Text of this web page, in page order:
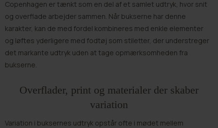
Copenhagen er tænkt som en del af et samlet udtryk, hvor snit
og overflade arbejder sammen. Når bukserne har denne
karakter, kan de med fordel kombineres med enkle elementer
og løftes yderligere med fodtøj som stiletter, der understreger
det markante udtryk uden at tage opmærksomheden fra
bukserne.
Overflader, print og materialer der skaber
variation
Variation i buksernes udtryk opstår ofte i mødet mellem